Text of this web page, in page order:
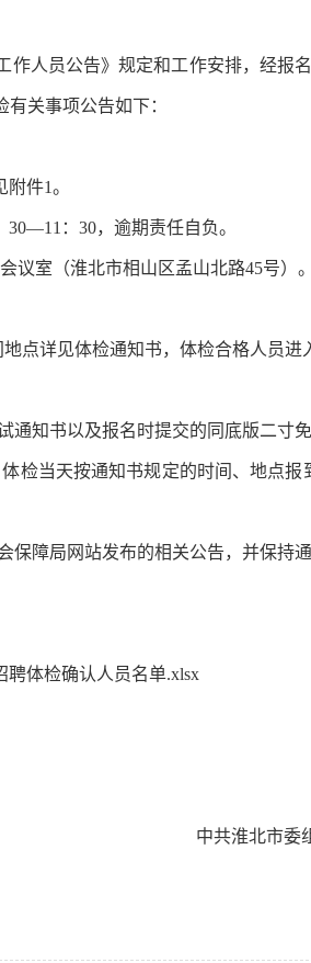
作人员公告》规定和工作安排，经报
关事项公告如下：
附件1。
30—11 ： 30，逾期责任自负。
会议室（淮北市相山区孟山北路45号）。
地点详见体检通知书， 体检合格人员进
通知书以及报名时提交的同底版二寸
检当天按通知书规定的时间、地点
保障局网站发布的相关公告，并保持
聘体检确认人员名单.xlsx
中共淮北市委